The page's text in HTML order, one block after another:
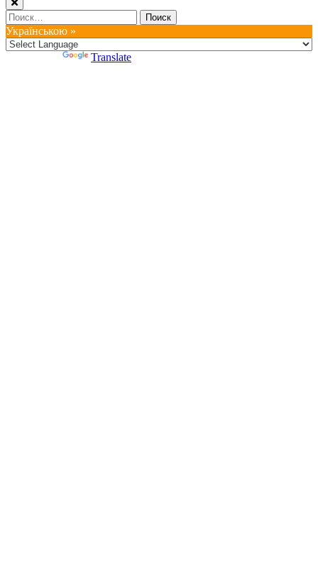
Найти:
Українською »
Translate